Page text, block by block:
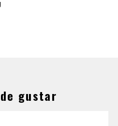
gustar